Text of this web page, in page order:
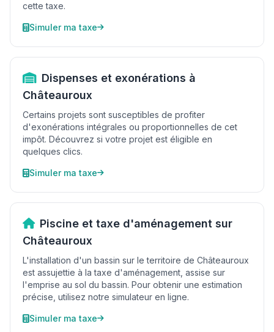
cette taxe.
Simuler ma taxe
Dispenses et exonérations à
Châteauroux
Certains projets sont susceptibles de profiter
d'exonérations intégrales ou proportionnelles de cet
impôt. Découvrez si votre projet est éligible en
quelques clics.
Simuler ma taxe
Piscine et taxe d'aménagement sur
Châteauroux
L'installation d'un bassin sur le territoire de Châteauroux
est assujettie à la taxe d'aménagement, assise sur
l'emprise au sol du bassin. Pour obtenir une estimation
précise, utilisez notre simulateur en ligne.
Simuler ma taxe